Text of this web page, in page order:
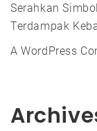
Serahkan
Terdampak
A WordPress